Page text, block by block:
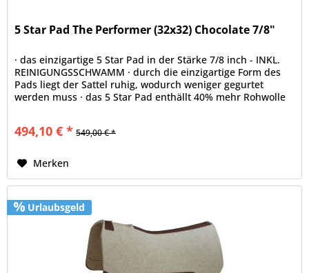
5 Star Pad The Performer (32x32) Chocolate 7/8"
· das einzigartige 5 Star Pad in der Stärke 7/8 inch - INKL.
REINIGUNGSSCHWAMM · durch die einzigartige Form des
Pads liegt der Sattel ruhig, wodurch weniger gegurtet
werden muss · das 5 Star Pad enthällt 40% mehr Rohwolle
494,10 € * 549,00 € *
Merken
Urlaubsgeld